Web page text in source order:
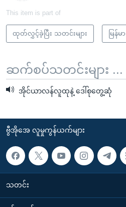
This item is part of
ထုတ်လွှင့်ခဲ့ပြီး သတင်းများ မြန်မာ
ဆက်စပ်သတင်းများ ...
အိုင်ယာလန်လူထုနဲ့ ဒေါ်စုတွေ့ဆုံ
ဗွီအိုအေ လူမှုကွန်ယက်များ
သတင်း